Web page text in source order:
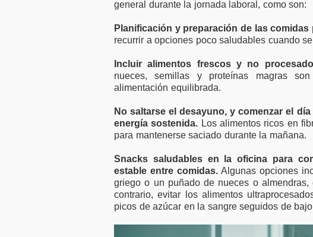
general durante la jornada laboral, como son:
Planificación y preparación de las comidas
recurrir a opciones poco saludables cuando
Incluir alimentos frescos y no
nueces, semillas y proteínas magras
alimentación equilibrada.
No saltarse el desayuno, y comenzar el
energía sostenida. Los alimentos ricos en
para mantenerse saciado durante la mañana.
Snacks saludables en la oficina para
estable entre comidas.Algunas opciones
griego o un puñado de nueces o
contrario, evitar los alimentos
picos de azúcar en la sangre seguidos de